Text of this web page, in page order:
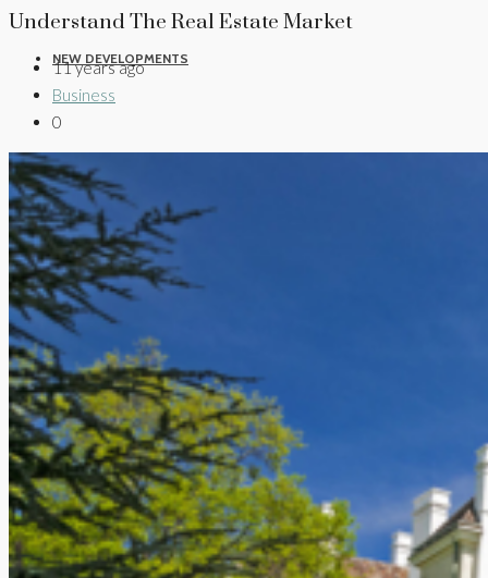
NEW DEVELOPMENTS
PROPERTIES
PROPERTIES FOR SALE
PROPERTIES FOR RENT
ABOUT US
CONTACT
Understand The Real Estate Market
11 years ago
Business
0